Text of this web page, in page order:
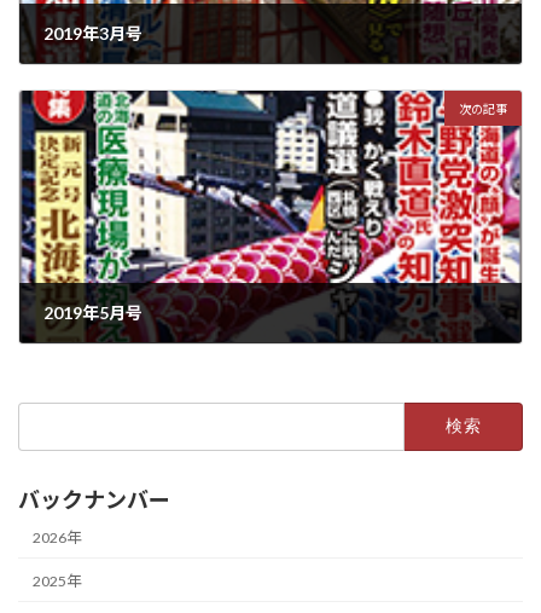
2019年3月号
次の記事
2019年5月号
バックナンバー
2026年
2025年